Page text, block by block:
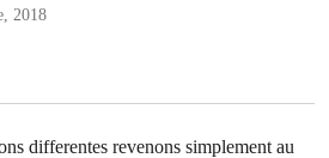
2018
differentes revenons simplement au